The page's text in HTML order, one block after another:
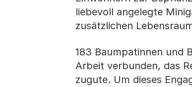
liebevoll angelegte
zusätzlichen
183 Baumpatinnen und
Arbeit verbunden, das
zugute. Um dieses